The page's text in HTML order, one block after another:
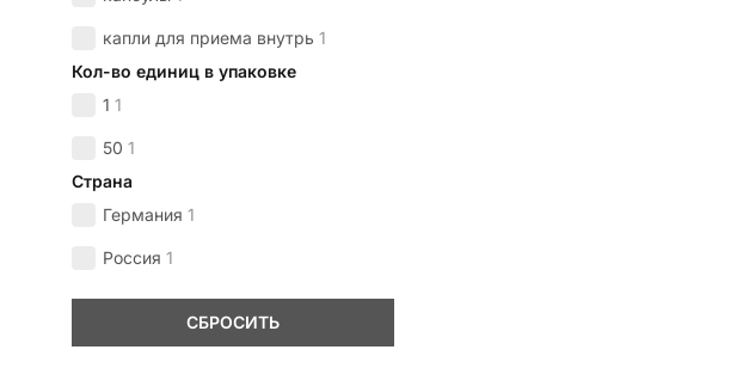
капли для приема внутрь 1
Кол-во единиц в упаковке
1 1
50 1
Страна
Германия 1
Россия 1
СБРОСИТЬ